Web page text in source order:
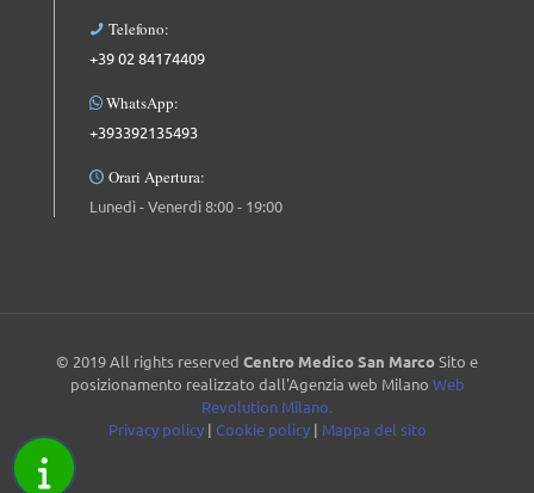
Telefono:
+39 02 84174409
WhatsApp:
+393392135493
Orari Apertura:
Lunedì - Venerdì 8:00 - 19:00
© 2019 All rights reserved Centro Medico San MarcoSito e
posizionamento realizzato dall'Agenzia web Milano Web
Revolution Milano.
Privacy policy| Cookie policy| Mappa del sito